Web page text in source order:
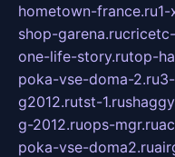
hometown-france.ru
shop-garena.ru
one-life-story.rutop-
poka-vse-doma-2.ru
g2012.rutst-1.ru
g-2012.ruops-mgr.ru
poka-vse-doma2.ru